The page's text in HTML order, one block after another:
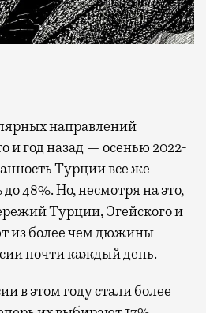
направлений
и год назад — осенью 2022-
Турции все же
48%. Но, несмотря на это,
Турции, Эгейского и
из более чем дюжины
почти каждый день.
в этом году стали более